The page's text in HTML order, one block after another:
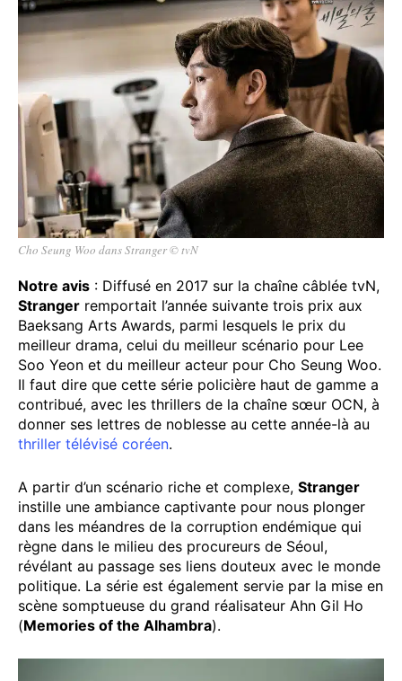
Cho Seung Woo dans Stranger © tvN
Notre avis : Diffusé en 2017 sur la chaîne câblée tvN,
Stranger remportait l’année suivante trois prix aux
Baeksang Arts Awards, parmi lesquels le prix du
meilleur drama, celui du meilleur scénario pour Lee
Soo Yeon et du meilleur acteur pour Cho Seung Woo.
Il faut dire que cette série policière haut de gamme a
contribué, avec les thrillers de la chaîne sœur OCN, à
donner ses lettres de noblesse au cette année-là au
thriller télévisé coréen.
A partir d’un scénario riche et complexe, Stranger
instille une ambiance captivante pour nous plonger
dans les méandres de la corruption endémique qui
règne dans le milieu des procureurs de Séoul,
révélant au passage ses liens douteux avec le monde
politique. La série est également servie par la mise en
scène somptueuse du grand réalisateur Ahn Gil Ho
(Memories of the Alhambra).